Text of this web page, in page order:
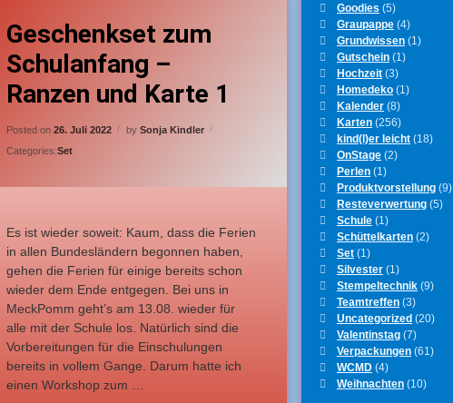
Geschenkset zum
Schulanfang –
Ranzen und Karte 1
Posted on26. Juli 2022 bySonja Kindler
Categories:Set
Es ist wieder soweit: Kaum, dass die Ferien
in allen Bundesländern begonnen haben,
gehen die Ferien für einige bereits schon
wieder dem Ende entgegen. Bei uns in
MeckPomm geht’s am 13.08. wieder für
alle mit der Schule los. Natürlich sind die
Vorbereitungen für die Einschulungen
bereits in vollem Gange. Darum hatte ich
einen Workshop zum …
on Geschenkset zum Schulanfang – Ranzen und Karte 1
Goodies (5)
Graupappe(4)
Grundwissen(1)
Gutschein(1)
Hochzeit(3)
Homedeko(1)
Kalender(8)
Karten(256)
kind(l)er leicht(18)
OnStage(2)
Perlen(1)
Produktvorstellung(9)
Resteverwertung(5)
Schule(1)
Schüttelkarten(2)
Set(1)
Silvester(1)
Stempeltechnik(9)
Teamtreffen(3)
Uncategorized(20)
Valentinstag(7)
Verpackungen(61)
WCMD(4)
Weihnachten(10)